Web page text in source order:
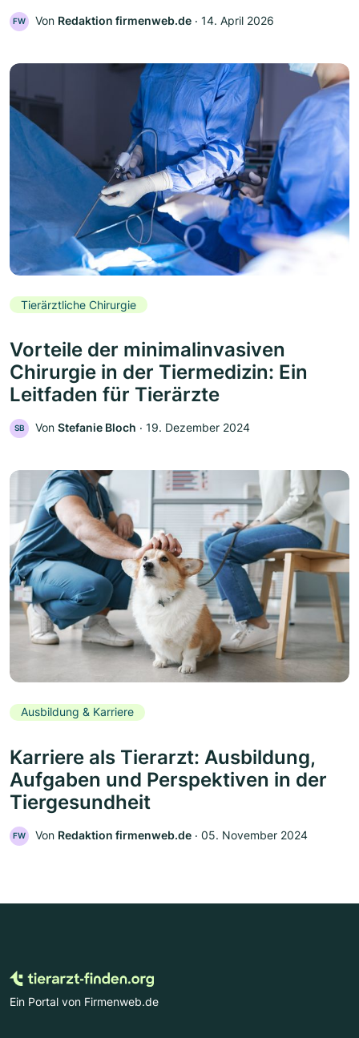
FW Von Redaktion firmenweb.de ‧ 14. April 2026
Tierärztliche Chirurgie
Vorteile der minimalinvasiven
Chirurgie in der Tiermedizin: Ein
Leitfaden für Tierärzte
SB Von Stefanie Bloch ‧ 19. Dezember 2024
Ausbildung & Karriere
Karriere als Tierarzt: Ausbildung,
Aufgaben und Perspektiven in der
Tiergesundheit
FW Von Redaktion firmenweb.de ‧ 05. November 2024
Ein Portal von Firmenweb.de